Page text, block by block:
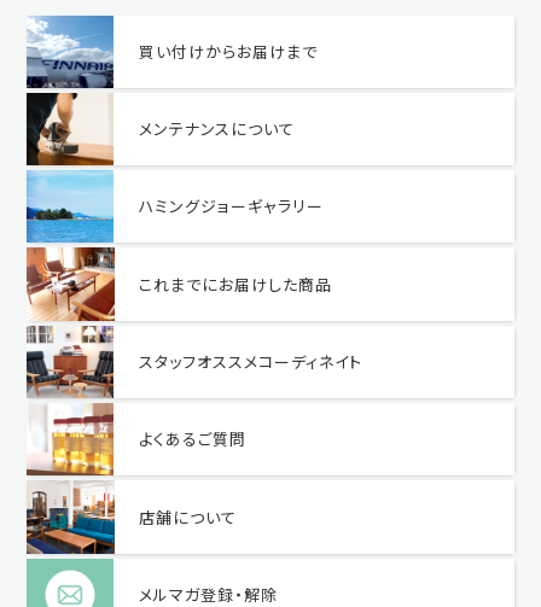
買い付けからお届けまで
メンテナンスについて
ハミングジョーギャラリー
これまでにお届けした商品
スタッフオススメコーディネイト
よくあるご質問
店舗について
メルマガ登録・解除